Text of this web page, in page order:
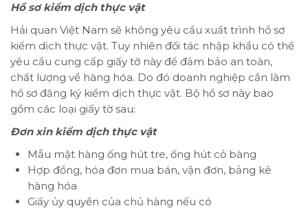
Hồ sơ kiểm dịch thực vật
Hải quan Việt Nam sẽ không yêu cầu xuất trình hồ sơ
kiểm dịch thực vật. Tuy nhiên đối tác nhập khẩu có thể
yêu cầu cung cấp giấy tờ này để đảm bảo an toàn,
chất lượng về hàng hóa. Do đó doanh nghiệp cần làm
hồ sơ đăng ký kiểm dịch thực vật. Bộ hồ sơ này bao
gồm các loại giấy tờ sau:
Đơn xin kiểm dịch thực vật
Mẫu mặt hàng ống hút tre, ống hút cỏ bàng
Hợp đồng, hóa đơn mua bán, vận đơn, bảng kê
hàng hóa
Giấy ủy quyền của chủ hàng nếu có